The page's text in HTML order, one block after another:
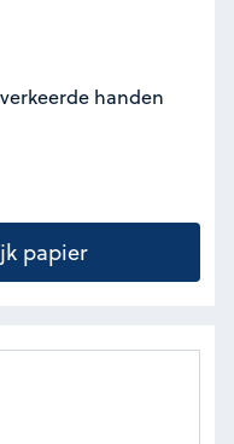
handen
papier